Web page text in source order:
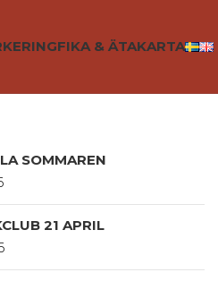
FIKA & ÄTAKARTA
SOMMAREN
21 APRIL